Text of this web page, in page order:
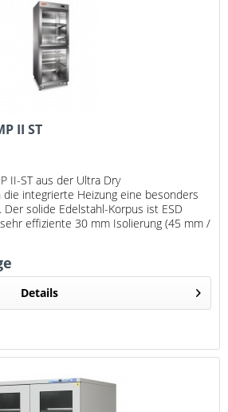
II ST
II-ST aus der Ultra Dry
integrierte Heizung eine besonders
solide Edelstahl-Korpus ist ESD
effiziente 30 mm Isolierung (45 mm /
Details